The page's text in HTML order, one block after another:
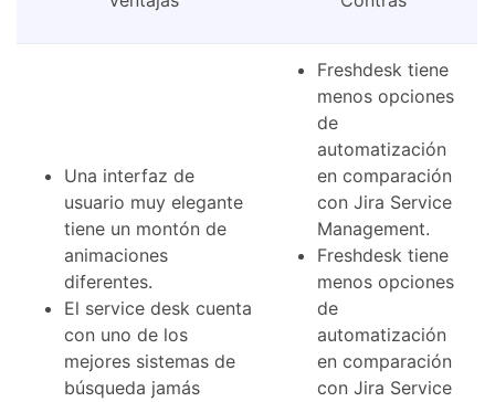
Una interfaz de
usuario muy elegante
tiene un montón de
animaciones
diferentes.
El service desk cuenta
con uno de los
mejores sistemas de
búsqueda jamás
Freshdesk tiene
menos opciones
de
automatización
en comparación
con Jira Service
Management.
Freshdesk tiene
menos opciones
de
automatización
en comparación
con Jira Service